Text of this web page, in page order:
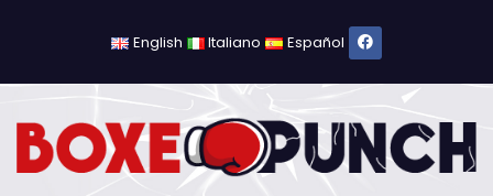
English Italiano Español